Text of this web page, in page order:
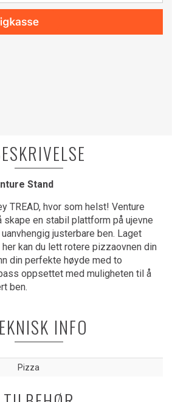
Stand
TREAD, hvor som helst! Venture
skape en stabil plattform på ujevne
justerbare ben. Laget
kan du lett rotere pizzaovnen din
din perfekte høyde med to
oppsettet med muligheten til å
ben.
INFO
Pizza